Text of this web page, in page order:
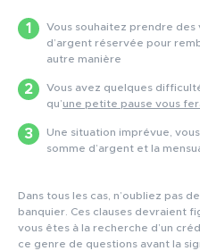
Vous souhaitez prendre des
d’argent réservée pour
autre manière
Vous avez quelques
qu’une petite pause vous
Une situation imprévue,
somme d’argent et la
Dans tous les cas, n’oubliez pas
banquier. Ces clauses devraient
vous êtes à la recherche d’un
ce genre de questions avant la